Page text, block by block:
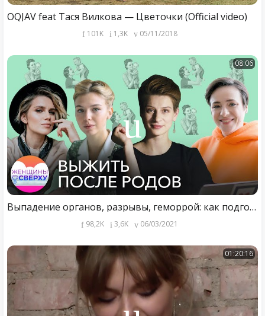
OQJAV feat Тася Вилкова — Цветочки (Official video)
101K 1,3K 05/11/2018
08:06
Выпадение органов, разрывы, геморрой: как подготовиться к последствиям родов
98,2K 3,6K 06/03/2021
01:20:16